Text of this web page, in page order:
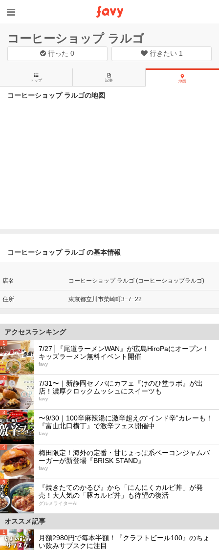
コーヒーショップ ラルゴ
行った0 行きたい 1
トップ 記事 地図
コーヒーショップ ラルゴの地図
コーヒーショップ ラルゴ の基本情報
店名 コーヒーショップ ラルゴ (コーヒーショップラルゴ)
住所 東京都立川市柴崎町3−7−22
アクセスランキング
1
7/27│『尾道ラーメンWAN』が広島HiroPaにオープン！
キッズラーメン無料イベント開催
favy
2
7/31〜｜新静岡セノバにカフェ『けのひ堂ラボ』が出
店！濃厚クロックムッシュにスイーツも
favy
3
〜9/30｜100辛麻辣湯に激辛超えの“インド辛”カレーも！
『富山北口横丁』で激辛フェス開催中
favy
4
梅田限定！海外の定番・甘じょっぱ系ベーコンジャムバ
ーガーが新登場『BRISK STAND』
favy
5
『焼きたてのかるび』から「にんにくカルビ丼」が発
売！大人気の「豚カルビ丼」も待望の復活
グルメライターAI
オススメ記事
1
月額2980円で毎本半額！『クラフトビール100』のちょ
い飲みサブスクに注目